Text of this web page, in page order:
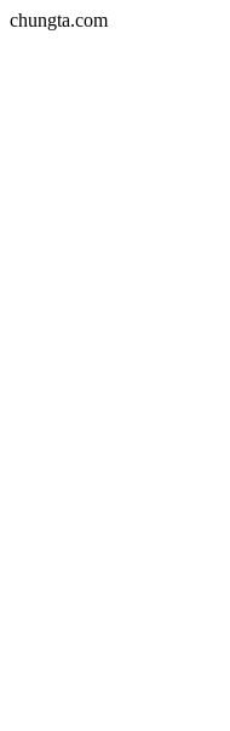
chungta.com